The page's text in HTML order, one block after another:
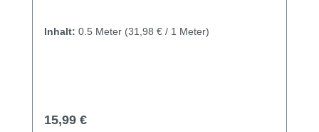
Inhalt: 0.5 Meter (31,98 € / 1 Meter)
Regulärer Preis:
15,99 €